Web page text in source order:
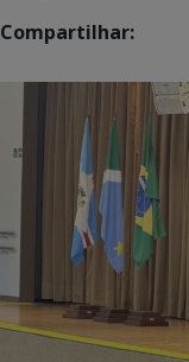
Compartilhar: